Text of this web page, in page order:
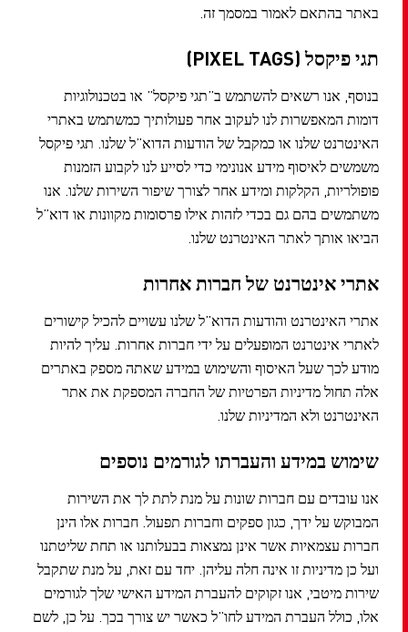
באתר בהתאם לאמור במסמך זה.
תגי פיקסל (PIXEL TAGS)
בנוסף, אנו רשאים להשתמש ב”תגי פיקסל” או בטכנולוגיות
דומות המאפשרות לנו לעקוב אחר פעולותיך כמשתמש באתרי
האינטרנט שלנו או כמקבל של הודעות הדוא”ל שלנו. תגי פיקסל
משמשים לאיסוף מידע אנונימי כדי לסייע לנו לקבוע הזמנות
פופולריות, הקלקות ומידע אחר לצורך שיפור השירות שלנו. אנו
משתמשים בהם גם בכדי לזהות אילו פרסומות מקוונות או דוא”ל
הביאו אותך לאתר האינטרנט שלנו.
אתרי אינטרנט של חברות אחרות
אתרי האינטרנט והודעות הדוא”ל שלנו עשויים להכיל קישורים
לאתרי אינטרנט המופעלים על ידי חברות אחרות. עליך להיות
מודע לכך שעל האיסוף והשימוש במידע שאתה מספק באתרים
אלה תחול מדיניות הפרטיות של החברה המספקת את אתר
האינטרנט ולא המדיניות שלנו.
שימוש במידע והעברתו לגורמים נוספים
אנו עובדים עם חברות שונות על מנת לתת לך את השירות
המבוקש על ידך, כגון ספקים וחברות תפעול. חברות אלו הינן
חברות עצמאיות אשר אינן נמצאות בבעלותנו או תחת שליטתנו
ועל כן מדיניות זו אינה חלה עליהן. יחד עם זאת, על מנת שתקבל
שירות מיטבי, אנו זקוקים להעברת המידע האישי שלך לגורמים
אלו, כולל העברת המידע לחו”ל כאשר יש צורך בכך. על כן, לשם